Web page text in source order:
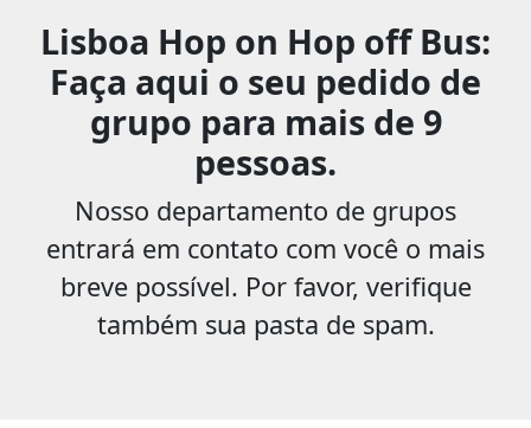
Lisboa Hop on Hop off Bus:
Faça aqui o seu pedido de
grupo para mais de 9
pessoas.
Nosso departamento de grupos
entrará em contato com você o mais
breve possível. Por favor, verifique
também sua pasta de spam.